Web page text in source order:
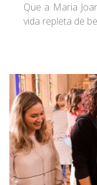
Que a Maria
vida repleta de